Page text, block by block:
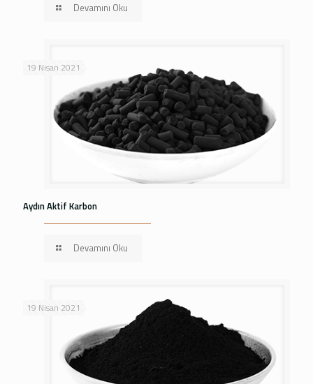
Devamını Oku
19 Nisan 2021
Aydın Aktif Karbon
Devamını Oku
19 Nisan 2021